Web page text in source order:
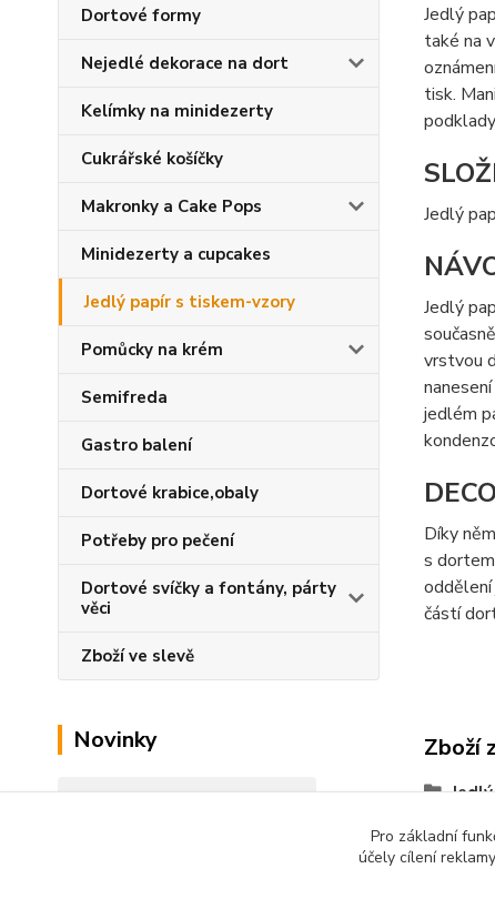
Dortové formy
Nejedlé dekorace na dort
Kelímky na minidezerty
Cukrářské košíčky
Makronky a Cake Pops
Minidezerty a cupcakes
Jedlý papír s tiskem-vzory
Pomůcky na krém
Semifreda
Gastro balení
Dortové krabice,obaly
Potřeby pro pečení
Dortové svíčky a fontány, párty
věci
Zboží ve slevě
Novinky
Zobrazit všechny novinky
Jedlý
také na
tisk.
Jedlý
Jedlý
vrstvou
jedlém
Díky
s
částí
Zboží
Pro základní
účely cílení